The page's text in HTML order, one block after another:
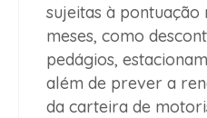
sujeitas à pontuação
meses, como
pedágios,
além de prever a
da carteira de